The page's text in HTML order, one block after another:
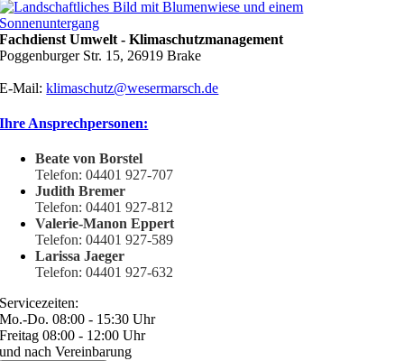
Fachdienst Umwelt - Klimaschutzmanagement
Poggenburger Str. 15, 26919 Brake
E-Mail:klimaschutz@wesermarsch.de
Ihre Ansprechpersonen:
Beate von Borstel
Telefon: 04401 927-707
Judith Bremer
Telefon: 04401 927-812
Valerie-Manon Eppert
Telefon: 04401 927-589
Larissa Jaeger
Telefon: 04401 927-632
Servicezeiten:
Mo.-Do. 08:00 - 15:30 Uhr
Freitag 08:00 - 12:00 Uhr
und nach Vereinbarung